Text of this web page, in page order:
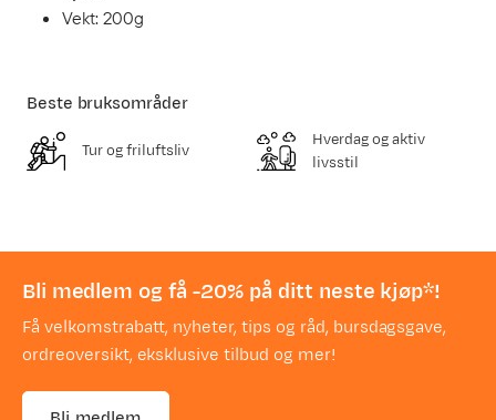
Vekt: 200g
Beste bruksområder
Tur og friluftsliv
Hverdag og aktiv
livsstil
Bli medlem og få -20% på ditt neste kjøp*!
Få velkomstrabatt, nyheter, tips og råd, bursdagsgave,
ordreoversikt, eksklusive tilbud og mer!